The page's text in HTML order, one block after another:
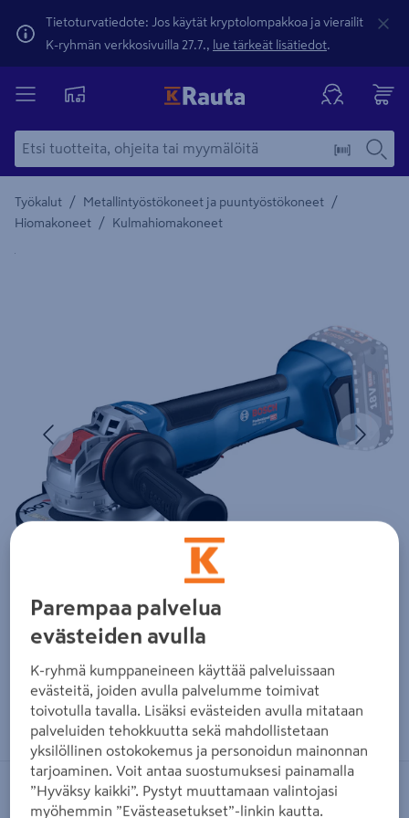
Tietoturvatiedote: Jos käytät kryptolompakkoa ja vierailit
K-ryhmän verkkosivuilla 27.7., lue tärkeät lisätiedot.
Työkalut / Metallintyöstökoneet ja puuntyöstökoneet /
Hiomakoneet / Kulmahiomakoneet
Yksityiskohtainen kuvaus löytyy Tuotteen kuvaus -
Edellinen
Zoomaa kuvaa sormilla kosketusnäytöllä
BOSCH BLUE
Parempaa palvelua
evästeiden avulla
K-ryhmä kumppaneineen käyttää palveluissaan
evästeitä, joiden avulla palvelumme toimivat
toivotulla tavalla. Lisäksi evästeiden avulla mitataan
palveluiden tehokkuutta sekä mahdollistetaan
yksilöllinen ostokokemus ja personoidun mainonnan
tarjoaminen. Voit antaa suostumuksesi painamalla
”Hyväksy kaikki”. Pystyt muuttamaan valintojasi
myöhemmin ”Evästeasetukset”-linkin kautta.